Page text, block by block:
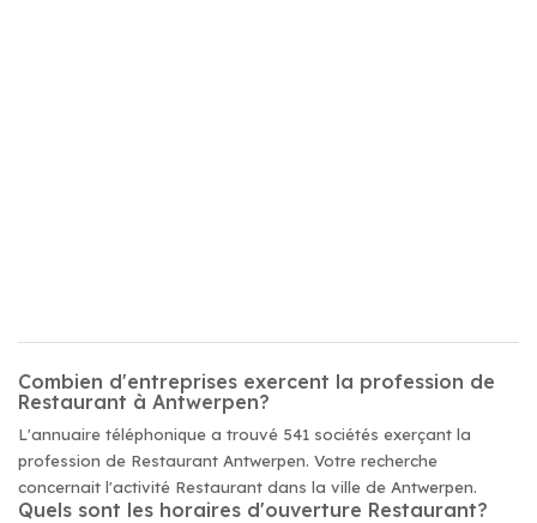
Combien d'entreprises exercent la profession de
Restaurant à Antwerpen?
L'annuaire téléphonique a trouvé 541 sociétés exerçant la
profession de Restaurant Antwerpen. Votre recherche
concernait l'activité Restaurant dans la ville de Antwerpen.
Quels sont les horaires d'ouverture Restaurant?